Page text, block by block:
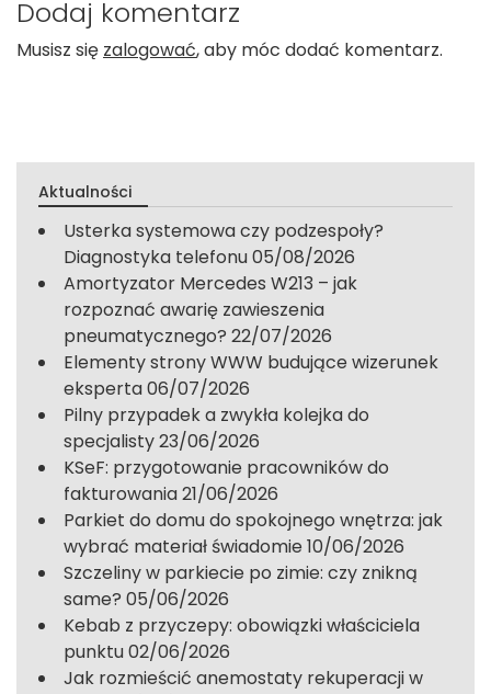
Dodaj komentarz
Musisz się zalogować, aby móc dodać komentarz.
Aktualności
Usterka systemowa czy podzespoły?
Diagnostyka telefonu05/08/2026
Amortyzator Mercedes W213 – jak
rozpoznać awarię zawieszenia
pneumatycznego? 22/07/2026
Elementy strony WWW budujące wizerunek
eksperta06/07/2026
Pilny przypadek a zwykła kolejka do
specjalisty23/06/2026
KSeF: przygotowanie pracowników do
fakturowania21/06/2026
Parkiet do domu do spokojnego wnętrza: jak
wybrać materiał świadomie 10/06/2026
Szczeliny w parkiecie po zimie: czy znikną
same? 05/06/2026
Kebab z przyczepy: obowiązki właściciela
punktu02/06/2026
Jak rozmieścić anemostaty rekuperacji w